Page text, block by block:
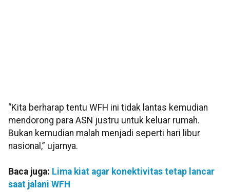
“Kita berharap tentu WFH ini tidak lantas kemudian
mendorong para ASN justru untuk keluar rumah.
Bukan kemudian malah menjadi seperti hari libur
nasional,” ujarnya.
Baca juga: Lima kiat agar konektivitas tetap lancar
saat jalani WFH